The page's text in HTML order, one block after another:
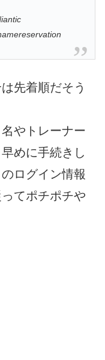
先着順だそう
やトレーナー
めに手続きし
ログイン情報
てポチポチや